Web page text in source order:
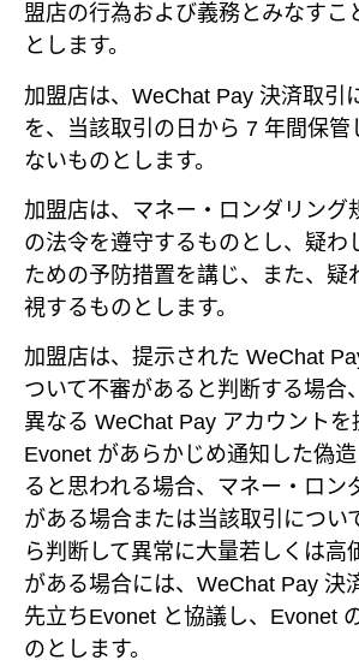
盟店の行為および義務とみなすこ
とします。
加盟店は、WeChat Pay 決済取引
を、当該取引の日から 7 年間保管
ないものとします。
加盟店は、マネー・ロンダリング
の法令を遵守するものとし、疑わ
ための予防措置を講じ、また、疑
視するものとします。
加盟店は、提示された WeChat
ついて不審があると判断する場合
異なる WeChat Pay アカウントを
Evonet があらかじめ通知した偽
ると思われる場合、マネー・ロン
がある場合または当該取引につい
ら判断して異常に大量若しくは高
がある場合には、WeChat Pay 決
先立ちEvonet と協議し、Evonet
のとします。